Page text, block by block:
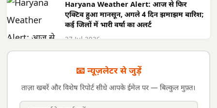
Haryana Weather Alert: आज से फिर
एक्टिव हुआ मानसून, अगले 4 दिन झमाझम बारिश;
कई जिलों में भारी वर्षा का अलर्ट
27 Jul 2026
📧 न्यूज़लेटर से जुड़ें
ताज़ा खबरें और विशेष रिपोर्ट सीधे आपके ईमेल पर — बिल्कुल मुफ़्त।